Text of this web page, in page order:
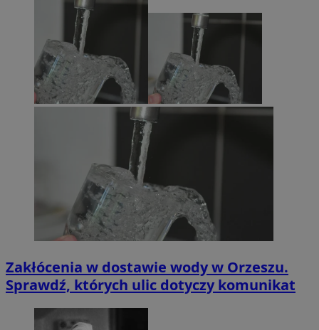
Zakłócenia w dostawie wody w Orzeszu.
Sprawdź, których ulic dotyczy komunikat